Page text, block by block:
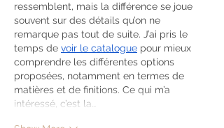
ressemblent, mais la différence se joue
souvent sur des détails qu’on ne
remarque pas tout de suite. J’ai pris le
temps de voir le catalogue pour mieux
comprendre les différentes options
proposées, notamment en termes de
matières et de finitions. Ce qui m’a
intéressé, c’est la…